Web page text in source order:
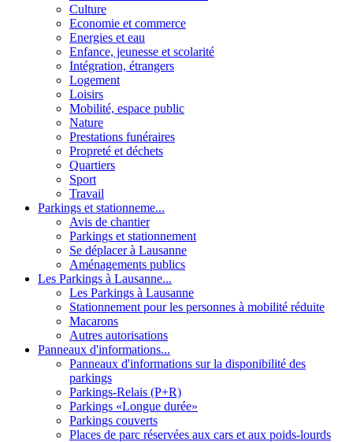
Culture
Economie et commerce
Energies et eau
Enfance, jeunesse et scolarité
Intégration, étrangers
Logement
Loisirs
Mobilité, espace public
Nature
Prestations funéraires
Propreté et déchets
Quartiers
Sport
Travail
Parkings et stationneme...
Avis de chantier
Parkings et stationnement
Se déplacer à Lausanne
Aménagements publics
Les Parkings à Lausanne...
Les Parkings à Lausanne
Stationnement pour les personnes à mobilité réduite
Macarons
Autres autorisations
Panneaux d'informations...
Panneaux d'informations sur la disponibilité des
parkings
Parkings-Relais (P+R)
Parkings «Longue durée»
Parkings couverts
Places de parc réservées aux cars et aux poids-lourds